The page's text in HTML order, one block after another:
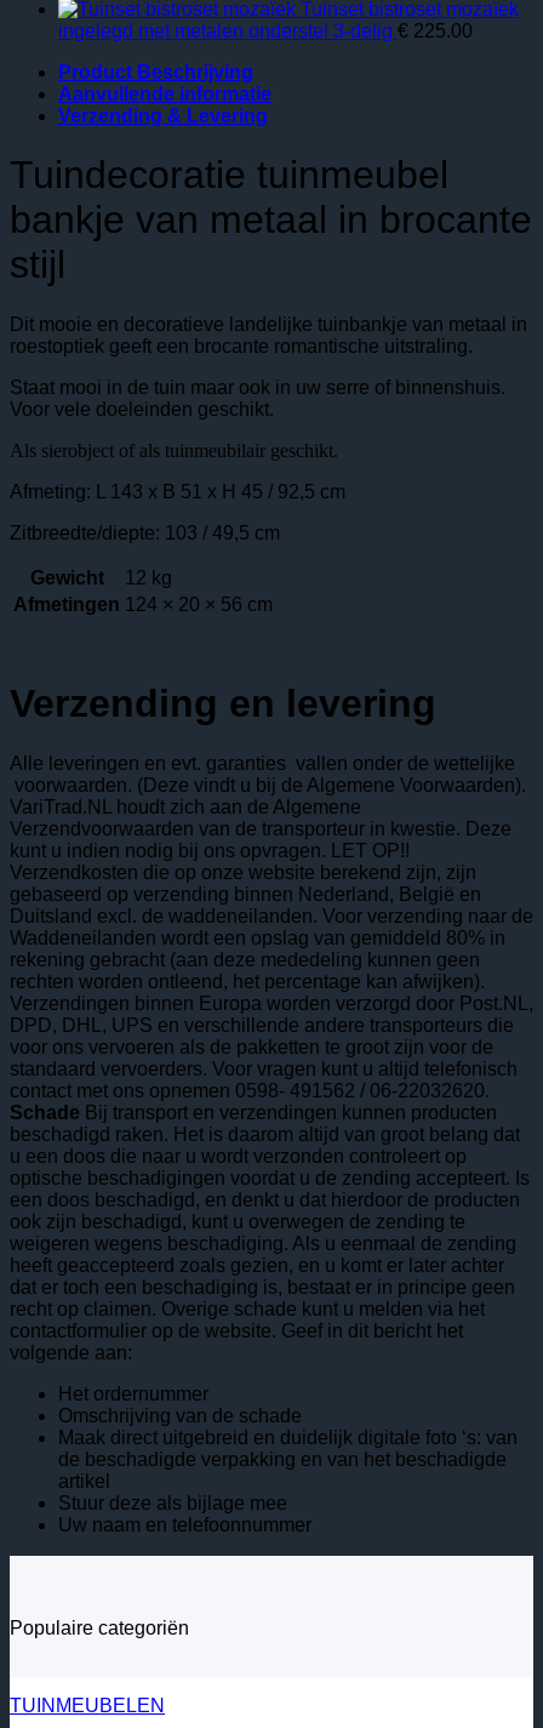
Tuinset bistroset mozaïek
ingelegd met metalen onderstel 3-delig € 225.00
Product Beschrijving
Aanvullende informatie
Verzending & Levering
Tuindecoratie tuinmeubel
bankje van metaal in brocante
stijl
Dit mooie en decoratieve landelijke tuinbankje van metaal in
roestoptiek geeft een brocante romantische uitstraling.
Staat mooi in de tuin maar ook in uw serre of binnenshuis.
Voor vele doeleinden geschikt.
Als sierobject of als tuinmeubilair geschikt.
Afmeting: L 143 x B 51 x H 45 / 92,5 cm
Zitbreedte/diepte: 103 / 49,5 cm
Gewicht
12 kg
Afmetingen 124 × 20 × 56 cm
Verzending en levering
Alle leveringen en evt. garanties vallen onder de wettelijke
voorwaarden. (Deze vindt u bij de Algemene Voorwaarden).
VariTrad.NL houdt zich aan de Algemene
Verzendvoorwaarden van de transporteur in kwestie. Deze
kunt u indien nodig bij ons opvragen. LET OP!!
Verzendkosten die op onze website berekend zijn, zijn
gebaseerd op verzending binnen Nederland, België en
Duitsland excl. de waddeneilanden. Voor verzending naar de
Waddeneilanden wordt een opslag van gemiddeld 80% in
rekening gebracht (aan deze mededeling kunnen geen
rechten worden ontleend, het percentage kan afwijken).
Verzendingen binnen Europa worden verzorgd door Post.NL,
DPD, DHL, UPS en verschillende andere transporteurs die
voor ons vervoeren als de pakketten te groot zijn voor de
standaard vervoerders. Voor vragen kunt u altijd telefonisch
contact met ons opnemen 0598- 491562 / 06-22032620.
Schade Bij transport en verzendingen kunnen producten
beschadigd raken. Het is daarom altijd van groot belang dat
u een doos die naar u wordt verzonden controleert op
optische beschadigingen voordat u de zending accepteert. Is
een doos beschadigd, en denkt u dat hierdoor de producten
ook zijn beschadigd, kunt u overwegen de zending te
weigeren wegens beschadiging. Als u eenmaal de zending
heeft geaccepteerd zoals gezien, en u komt er later achter
dat er toch een beschadiging is, bestaat er in principe geen
recht op claimen. Overige schade kunt u melden via het
contactformulier op de website. Geef in dit bericht het
volgende aan:
Het ordernummer
Omschrijving van de schade
Maak direct uitgebreid en duidelijk digitale foto ‘s: van
de beschadigde verpakking en van het beschadigde
artikel
Stuur deze als bijlage mee
Uw naam en telefoonnummer
Populaire categoriën
TUINMEUBELEN